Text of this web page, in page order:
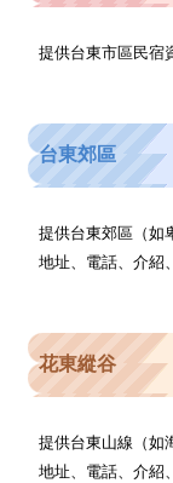
提供台東市區民宿
台東郊區
提供台東郊區（如
地址、電話、介紹
花東縱谷
提供台東山線（如
地址、電話、介紹